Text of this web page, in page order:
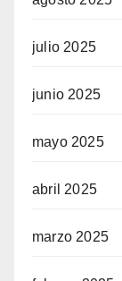
julio 2025
junio 2025
mayo 2025
abril 2025
marzo 2025